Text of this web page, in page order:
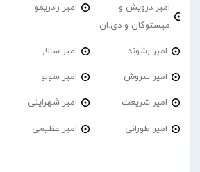
امیر درویش و
میستوگان و دی.ان
امیر رادریمو
امیر رشوند امیر سالار
امیر سروش امیر سولو
امیر شریعت امیر شهراینی
امیر طورانی امیر عظیمی